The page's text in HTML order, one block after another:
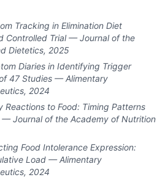
Tracking in Elimination Diet
Controlled Trial — Journal of the
Dietetics, 2025
Diaries in Identifying Trigger
47 Studies — Alimentary
2024
Reactions to Food: Timing Patterns
— Journal of the Academy of Nutrition
Food Intolerance Expression:
Load — Alimentary
2024